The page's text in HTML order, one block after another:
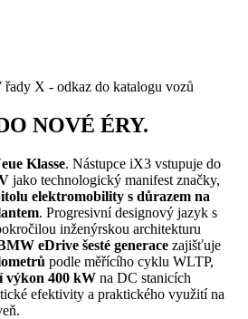
NOVÉ ÉRY.
Klasse. Nástupce iX3 vstupuje do
jako technologický manifest značky,
elektromobility s důrazem na
. Progresivní designový jazyk s
inženýrskou architekturu
eDrive šesté generace zajišťuje
podle měřícího cyklu WLTP,
výkon 400 kW na DC stanicích
efektivity a praktického využití na